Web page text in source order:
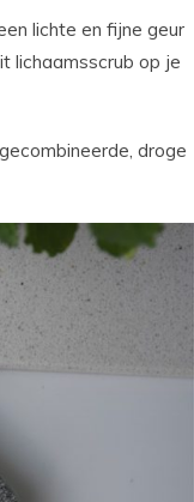
lichte en fijne geur
lichaamsscrub op je
droge